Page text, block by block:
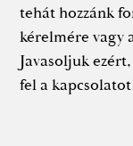
tehát hozzánk
kérelmére vagy
Javasoljuk
fel a